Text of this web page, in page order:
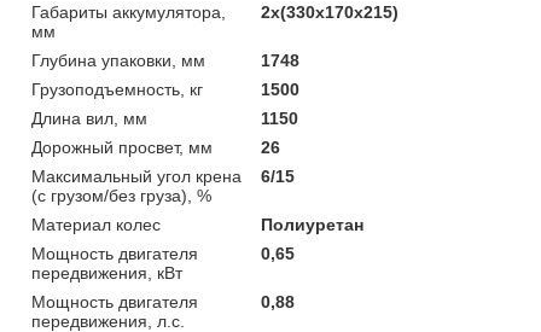
Габариты аккумулятора,
мм
2х(330х170х215)
Глубина упаковки, мм
1748
Грузоподъемность, кг
1500
Длина вил, мм
1150
Дорожный просвет, мм
26
Максимальный угол крена
(с грузом/без груза), %
6/15
Материал колес
Полиуретан
Мощность двигателя
передвижения, кВт
0,65
Мощность двигателя
передвижения, л.с.
0,88